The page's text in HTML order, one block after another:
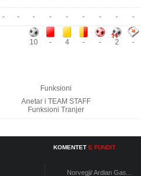
- - - - - - - - -
10
- 4 - - 2 -
Funksioni
Anetar i TEAM STAFF
Funksioni Tranjer
KOMENTET E FUNDIT
Norvegji/ Ardian Gas...